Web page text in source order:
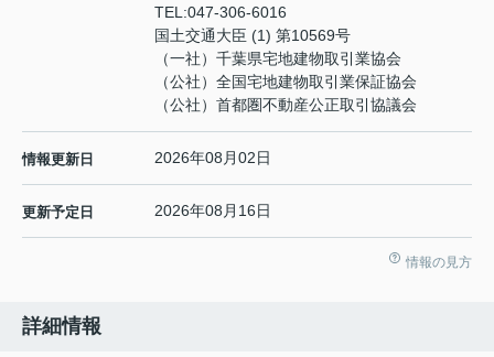
TEL:047-306-6016
国土交通大臣 (1) 第10569号
（一社）千葉県宅地建物取引業協会
（公社）全国宅地建物取引業保証協会
（公社）首都圏不動産公正取引協議会
情報更新日 2026年08月02日
更新予定日 2026年08月16日
情報の見方
詳細情報